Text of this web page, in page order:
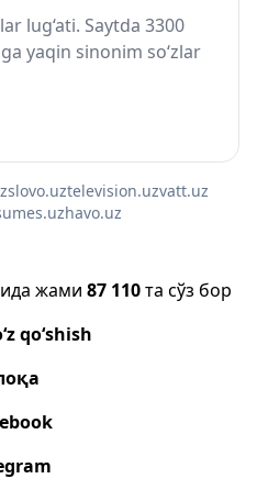
lug‘ati. Saytda 3300
yaqin sinonim so‘zlar
slovo.uztelevision.uzvatt.uz
havo.uz
жами 87 110та сўз бор
qo‘shish